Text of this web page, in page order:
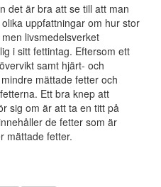
det är bra att se till att man
uppfattningar om hur stor
livsmedelsverket
i sitt fettintag. Eftersom ett
samt hjärt- och
mättade fetter och
Ett bra knep att
sig om är att ta en titt på
de fetter som är
mättade fetter.